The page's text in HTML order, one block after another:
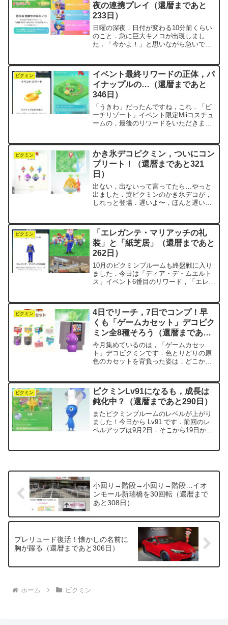
夜の連携プレイ（還暦まであと
233日）
日曜の深夜，日付が変わる10分前くらい
のこと．急に巨大キノコが出現しまし
た．「今かよ！」と思いながら急いで参
家5人でまさかの完全独占でした．巨大キ
ノコは出た瞬間にプ...
ピクミン
イベント最終リワードの正体，パ
イナップルの…（還暦まであと
346日）
「うきわ」だったんですね，これ．「ビ
ーチリゾート」イベント限定Miiコスチュ
ームの，最後のリワードをいただきまし
こんなのがもらえるんだ」と確認してお
りました．アロハシャ...
ピクミン
かき氷デコピクミン，ついにコン
プリート！（還暦まであと321
日）
出ない，出ないって言ってたら…やっと
出ました．黄ピクミンのかき氷デコが，
しれっと登場．遅いよ〜，ほんと遅い．
でも，8月中に来てくれたからヨシとしま
しょう．デコのソースは...
ピクミン
「エレガンテ・マリアッチの礼
装」と「紙芝居」（還暦まであと
262日）
10月のピクミンブルームも終盤戦に入り
ました．今日は「ディア・デ・ムエルト
ス」イベント6番目のリワード，「エレガ
うときはじぴおに相談です．
elegante（エレガンテ）...
ピクミン
4日でリーチ，7日でコンプ！早
くも「ゲームカセット」デコピク
ミン全8種そろう（還暦まであと
61日）
今月集めているのは，「ゲームカセッ
ト」デコピクミンです．色とりどりの原
色のカセットを背負った姿は，どこか懐
からわずか1週間での達成は，negiのこれ
までのプレイ史上...
ピクミン
ピクミンLv91になるも，成長は
鈍化中？（還暦まであと290日）
またピクミンブルームのレベルが上がり
ました！今日から Lv91 です．前回のレ
ベルアップは9月2日．そこから19日かか
小回り→階段→小回り→階段…イオ
ンモール新瑞橋を30回転（還暦まで
あと308日）
プレリュード復活！懐かしの名前に
胸が躍る（還暦まであと306日）
ホーム ピクミン